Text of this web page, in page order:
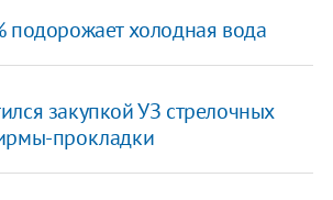
подорожает холодная вода
закупкой УЗ стрелочных
прокладки